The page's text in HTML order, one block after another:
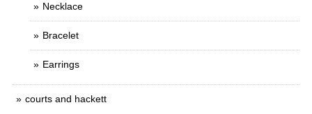
Necklace
Bracelet
Earrings
courts and hackett